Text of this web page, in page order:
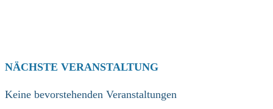
NÄCHSTE VERANSTALTUNG
Keine bevorstehenden Veranstaltungen